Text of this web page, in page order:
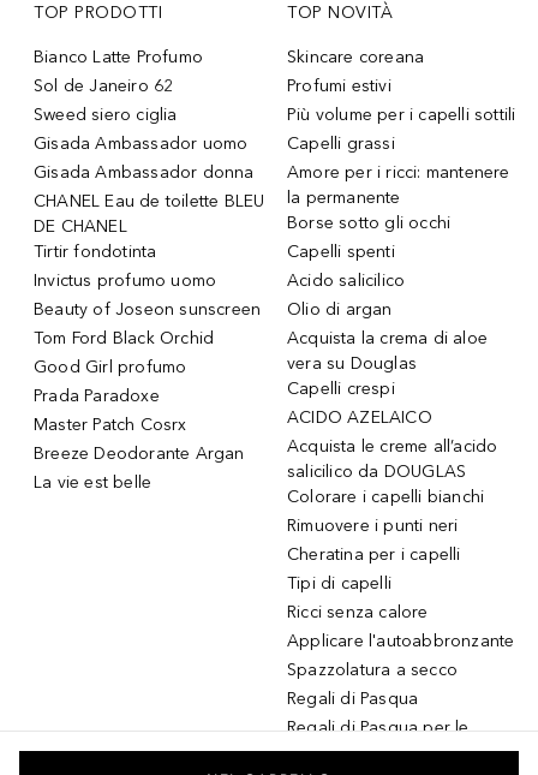
TOP PRODOTTI
Bianco Latte Profumo
Sol de Janeiro 62
Sweed siero ciglia
Gisada Ambassador uomo
Gisada Ambassador donna
CHANEL Eau de toilette BLEU
DE CHANEL
Tirtir fondotinta
Invictus profumo uomo
Beauty of Joseon sunscreen
Tom Ford Black Orchid
Good Girl profumo
Prada Paradoxe
Master Patch Cosrx
Breeze Deodorante Argan
La vie est belle
TOP NOVITÀ
Skincare coreana
Profumi estivi
Più volume per i capelli sottili
Capelli grassi
Amore per i ricci: mantenere
la permanente
Borse sotto gli occhi
Capelli spenti
Acido salicilico
Olio di argan
Acquista la crema di aloe
vera su Douglas
Capelli crespi
ACIDO AZELAICO
Acquista le creme all’acido
salicilico da DOUGLAS
Colorare i capelli bianchi
Rimuovere i punti neri
Cheratina per i capelli
Tipi di capelli
Ricci senza calore
Applicare l'autoabbronzante
Spazzolatura a secco
Regali di Pasqua
Regali di Pasqua per le
donne